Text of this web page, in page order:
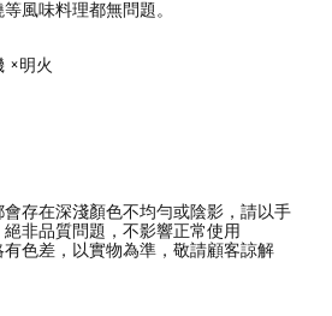
風味料理都無問題。
×明火
會存在深淺顏色不均勻或陰影，請以手
非品質問題，不影響正常使用
色差，以實物為準，敬請顧客諒解